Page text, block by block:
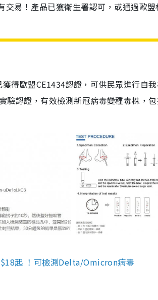
易！產品已獲衛生署認可，或通過歐盟
得歐盟CE1434認證，可供民眾進行自
驗認證，有效檢測新冠病毒變種毒株，
起 ！可檢測Delta/Omicron病毒